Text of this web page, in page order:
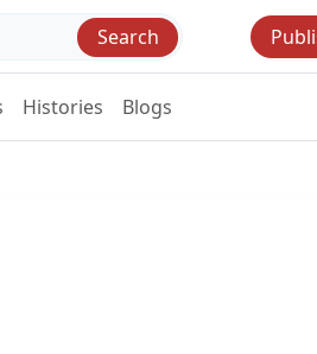
Search
Histories Blogs